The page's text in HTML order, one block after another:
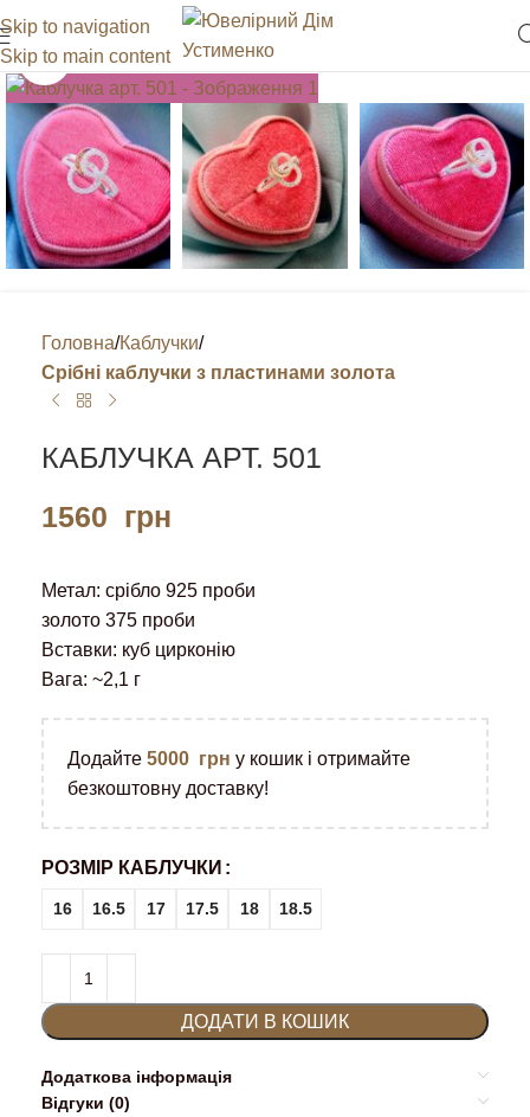
Skip to navigation
Skip to main content
Клацніть, щоб збільшити
Головна Каблучки
Срібні каблучки з пластинами золота
КАБЛУЧКА АРТ. 501
1560 грн
Метал: срібло 925 проби
золото 375 проби
Вставки: куб цирконію
Вага: ~2,1 г
Додайте 5000 грн у кошик і отримайте
безкоштовну доставку!
РОЗМІР КАБЛУЧКИ
16 16.5 17 17.5 18 18.5
ДОДАТИ В КОШИК
Додаткова інформація
Відгуки (0)